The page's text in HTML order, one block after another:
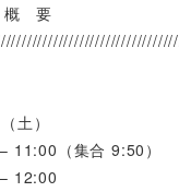
土）
（集合 9:50）
12:00